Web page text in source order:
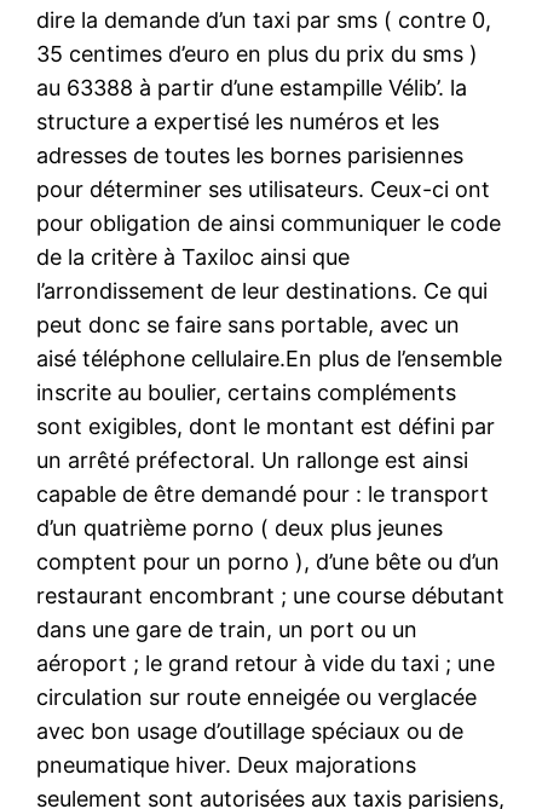
dire la demande d’un taxi par sms ( contre 0,
35 centimes d’euro en plus du prix du sms )
au 63388 à partir d’une estampille Vélib’. la
structure a expertisé les numéros et les
adresses de toutes les bornes parisiennes
pour déterminer ses utilisateurs. Ceux-ci ont
pour obligation de ainsi communiquer le code
de la critère à Taxiloc ainsi que
l’arrondissement de leur destinations. Ce qui
peut donc se faire sans portable, avec un
aisé téléphone cellulaire.En plus de l’ensemble
inscrite au boulier, certains compléments
sont exigibles, dont le montant est défini par
un arrêté préfectoral. Un rallonge est ainsi
capable de être demandé pour : le transport
d’un quatrième porno ( deux plus jeunes
comptent pour un porno ), d’une bête ou d’un
restaurant encombrant ; une course débutant
dans une gare de train, un port ou un
aéroport ; le grand retour à vide du taxi ; une
circulation sur route enneigée ou verglacée
avec bon usage d’outillage spéciaux ou de
pneumatique hiver. Deux majorations
seulement sont autorisées aux taxis parisiens,